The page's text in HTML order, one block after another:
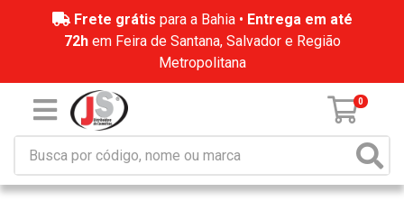
Frete grátis para a Bahia • Entrega em até
72hem Feira de Santana, Salvador e Região
Metropolitana
0